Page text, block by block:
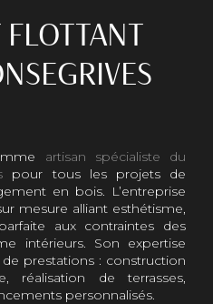
FLOTTANT
artisan spécialiste du
pour tous les projets de
en bois. L’entreprise
mesure alliant esthétisme,
aux contraintes des
intérieurs. Son expertise
prestations : construction
réalisation de terrasses,
personnalisés.